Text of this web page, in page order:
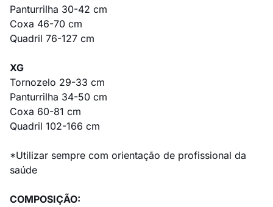
Panturrilha 30-42 cm
Coxa 46-70 cm
Quadril 76-127 cm
XG
Tornozelo 29-33 cm
Panturrilha 34-50 cm
Coxa 60-81 cm
Quadril 102-166 cm
*Utilizar sempre com orientação de profissional da
saúde
COMPOSIÇÃO: